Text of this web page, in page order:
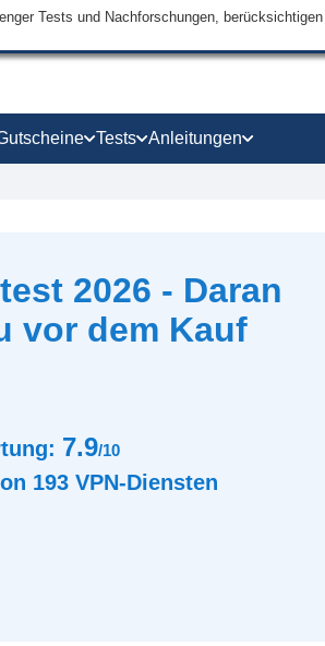
Tests und Nachforschungen,
Tests Anleitungen
2026 - Daran
vor dem Kauf
7.9/10
193 VPN-Diensten